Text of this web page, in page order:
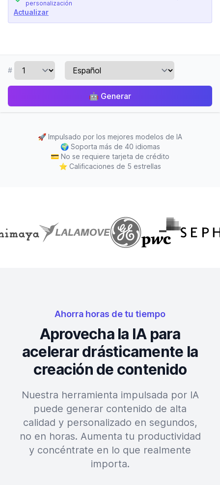
personalización
Actualizar
#
🤖 Generar
🚀 Impulsado por los mejores modelos de IA
🌍 Soporta más de 40 idiomas
💳 No se requiere tarjeta de crédito
⭐ Calificaciones de 5 estrellas
Ahorra horas de tu tiempo
Aprovecha la IA para
acelerar drásticamente la
creación de contenido
Nuestra herramienta impulsada por IA
puede generar contenido de alta
calidad y personalizado en segundos,
no en horas. Aumenta tu productividad
y concéntrate en lo que realmente
importa.